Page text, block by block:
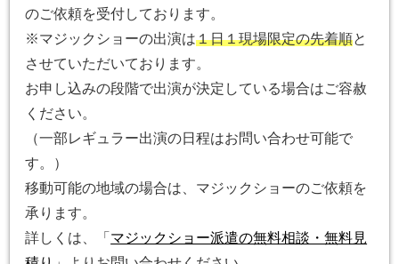
のご依頼を受付しております。
※マジックショーの出演は１日１現場限定の先着順と
させていただいております。
お申し込みの段階で出演が決定している場合はご容赦
ください。
（一部レギュラー出演の日程はお問い合わせ可能で
す。）
移動可能の地域の場合は、マジックショーのご依頼を
承ります。
詳しくは、「 マジックショー派遣の無料相談・無料見